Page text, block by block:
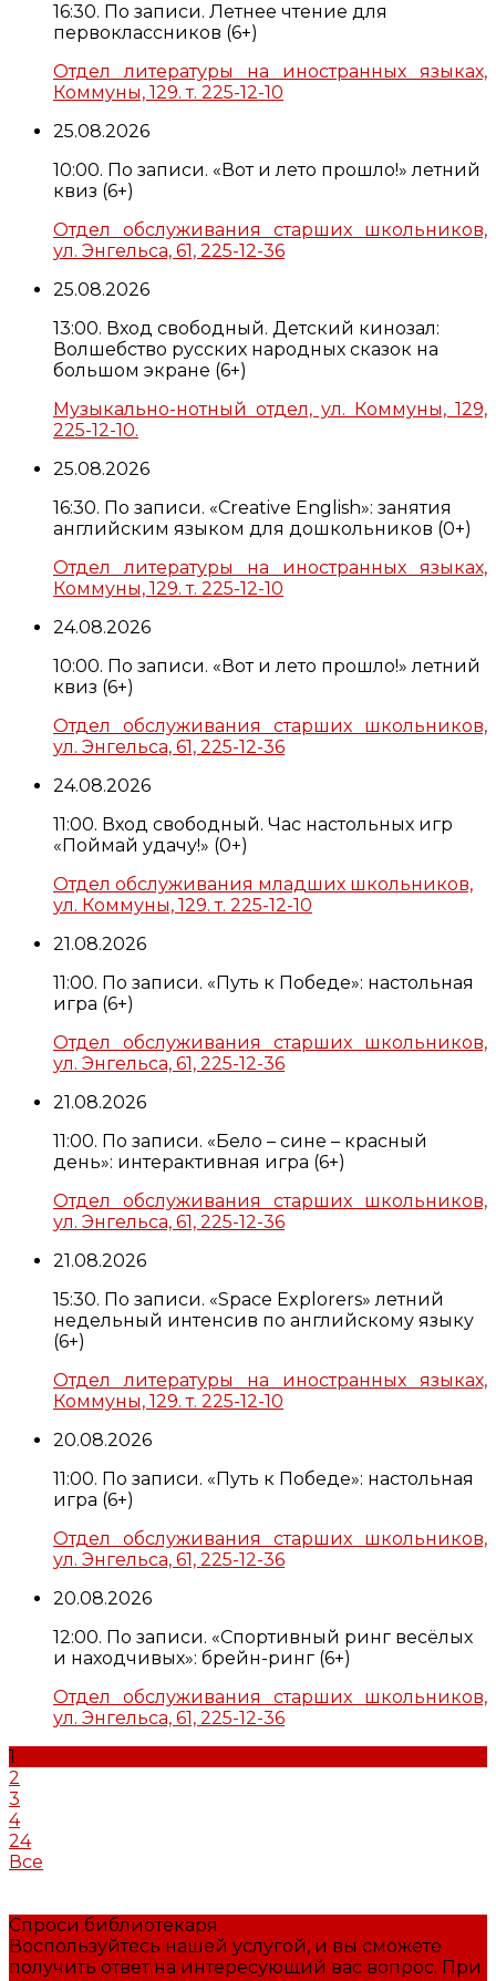
16:30. По записи. Летнее чтение для
первоклассников (6+)
Отдел литературы на иностранных языках,
Коммуны, 129. т. 225-12-10
25.08.2026
10:00. По записи. «Вот и лето прошло!» летний
квиз (6+)
Отдел обслуживания старших школьников,
ул. Энгельса, 61, 225-12-36
25.08.2026
13:00. Вход свободный. Детский кинозал:
Волшебство русских народных сказок на
большом экране (6+)
Музыкально-нотный отдел, ул. Коммуны, 129,
225-12-10.
25.08.2026
16:30. По записи. «Creative English»: занятия
английским языком для дошкольников (0+)
Отдел литературы на иностранных языках,
Коммуны, 129. т. 225-12-10
24.08.2026
10:00. По записи. «Вот и лето прошло!» летний
квиз (6+)
Отдел обслуживания старших школьников,
ул. Энгельса, 61, 225-12-36
24.08.2026
11:00. Вход свободный. Час настольных игр
«Поймай удачу!» (0+)
Отдел обслуживания младших школьников,
ул. Коммуны, 129. т. 225-12-10
21.08.2026
11:00. По записи. «Путь к Победе»: настольная
игра (6+)
Отдел обслуживания старших школьников,
ул. Энгельса, 61, 225-12-36
21.08.2026
11:00. По записи. «Бело – сине – красный
день»: интерактивная игра (6+)
Отдел обслуживания старших школьников,
ул. Энгельса, 61, 225-12-36
21.08.2026
15:30. По записи. «Space Explorers» летний
недельный интенсив по английскому языку
(6+)
Отдел литературы на иностранных языках,
Коммуны, 129. т. 225-12-10
20.08.2026
11:00. По записи. «Путь к Победе»: настольная
игра (6+)
Отдел обслуживания старших школьников,
ул. Энгельса, 61, 225-12-36
20.08.2026
12:00. По записи. «Спортивный ринг весёлых
и находчивых»: брейн-ринг (6+)
Отдел обслуживания старших школьников,
ул. Энгельса, 61, 225-12-36
1
2
3
4
24
Все
Спроси библиотекаря
Воспользуйтесь нашей услугой, и вы сможете
получить ответ на интересующий вас вопрос. При